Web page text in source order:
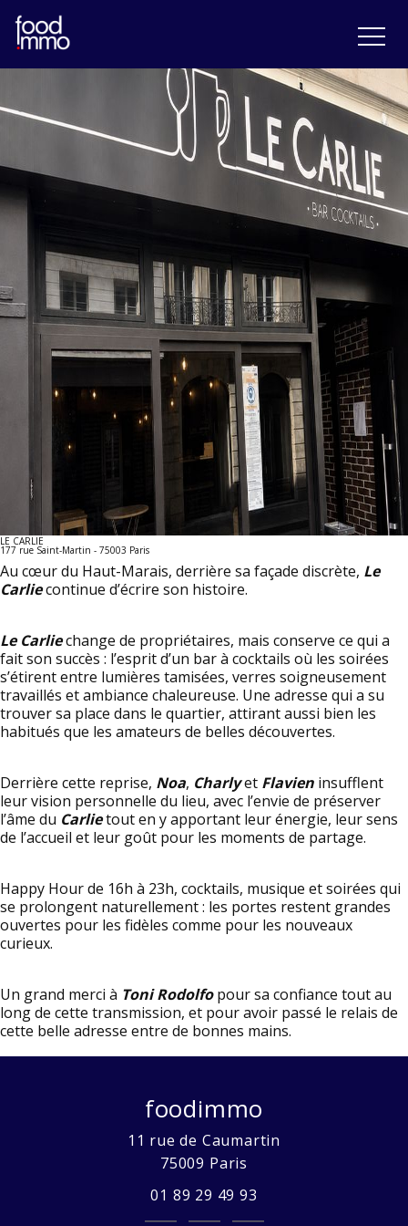
LE CARLIE
177 rue Saint-Martin - 75003 Paris
Au cœur du Haut-Marais, derrière sa façade discrète, Le
Carliecontinue d’écrire son histoire.
Le Carliechange de propriétaires, mais conserve ce qui a
fait son succès : l’esprit d’un bar à cocktails où les soirées
s’étirent entre lumières tamisées, verres soigneusement
travaillés et ambiance chaleureuse. Une adresse qui a su
trouver sa place dans le quartier, attirant aussi bien les
habitués que les amateurs de belles découvertes.
Derrière cette reprise, Noa, Charlyet Flavien insufflent
leur vision personnelle du lieu, avec l’envie de préserver
l’âme du Carlietout en y apportant leur énergie, leur sens
de l’accueil et leur goût pour les moments de partage.
Happy Hour de 16h à 23h, cocktails, musique et soirées qui
se prolongent naturellement : les portes restent grandes
ouvertes pour les fidèles comme pour les nouveaux
curieux.
Un grand merci à Toni Rodolfopour sa confiance tout au
long de cette transmission, et pour avoir passé le relais de
cette belle adresse entre de bonnes mains.
foodimmo
11 rue de Caumartin
75009 Paris
01 89 29 49 93